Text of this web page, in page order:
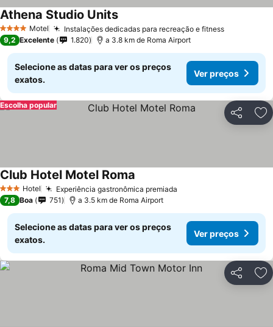
4 EstrelasMotel Instalações dedicadas para recreação e fitness
Athena Studio Units
9,2 Excelente 1.820 a 3.8 km de Roma Airport
Selecione as datas para ver os preços
exatos.
Ver preços
Partilhar
Escolha popular
3 EstrelasHotel Experiência gastronômica premiada
Club Hotel Motel Roma
7,8 Boa 751 a 3.5 km de Roma Airport
Selecione as datas para ver os preços
exatos.
Ver preços
Partilhar